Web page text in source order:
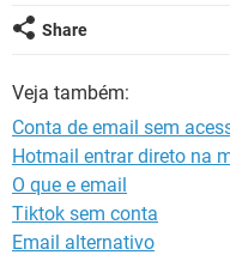
GUIA DE COMPRAS
Share
Veja também:
Conta de email sem
Hotmail entrar direto na
O que e email
Tiktok sem conta
Email alternativo